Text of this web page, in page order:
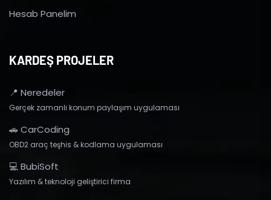
Hesab Panelim
KARDEŞ PROJELER
📍 Neredeler
Gerçek zamanlı konum paylaşım uygulaması
🚗 CarCoding
OBD2 araç teşhis & kodlama uygulaması
💻 BubiSoft
Yazılım & teknoloji geliştirici firma